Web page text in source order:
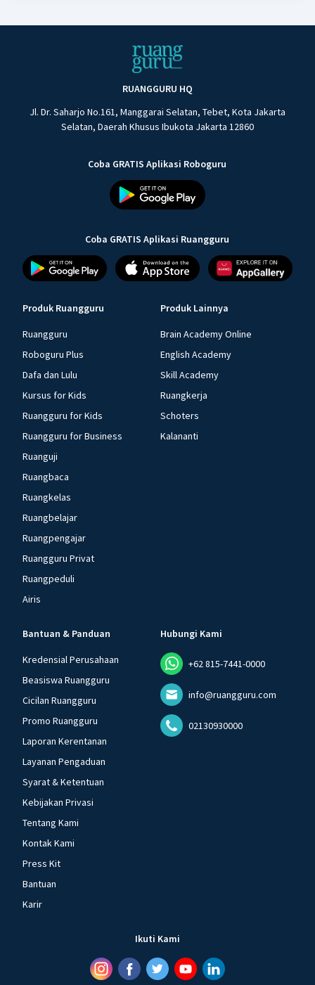
RUANGGURU HQ
Jl. Dr. Saharjo No.161, Manggarai Selatan, Tebet, Kota Jakarta
Selatan, Daerah Khusus Ibukota Jakarta 12860
Coba GRATIS Aplikasi Roboguru
Coba GRATIS Aplikasi Ruangguru
Produk Ruangguru
Ruangguru
Roboguru Plus
Dafa dan Lulu
Kursus for Kids
Ruangguru for Kids
Ruangguru for Business
Ruanguji
Ruangbaca
Ruangkelas
Ruangbelajar
Ruangpengajar
Ruangguru Privat
Ruangpeduli
Airis
Produk Lainnya
Brain Academy Online
English Academy
Skill Academy
Ruangkerja
Schoters
Kalananti
Bantuan & Panduan
Kredensial Perusahaan
Beasiswa Ruangguru
Cicilan Ruangguru
Promo Ruangguru
Laporan Kerentanan
Layanan Pengaduan
Syarat & Ketentuan
Kebijakan Privasi
Tentang Kami
Kontak Kami
Press Kit
Bantuan
Karir
Hubungi Kami
+62 815-7441-0000
info@ruangguru.com
02130930000
Ikuti Kami